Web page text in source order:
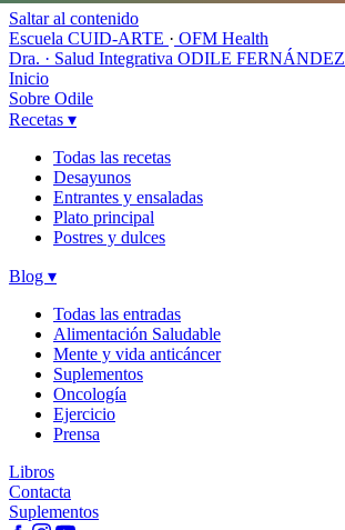
Saltar al contenido
Escuela CUID-ARTE · OFM Health
Dra. · Salud Integrativa ODILE FERNÁNDEZ
Inicio
Sobre Odile
Recetas ▾
Todas las recetas
Desayunos
Entrantes y ensaladas
Plato principal
Postres y dulces
Blog ▾
Todas las entradas
Alimentación Saludable
Mente y vida anticáncer
Suplementos
Oncología
Ejercicio
Prensa
Libros
Contacta
Suplementos